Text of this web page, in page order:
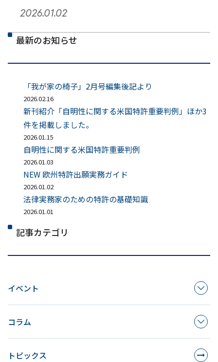
2026.01.02
最新のお知らせ
「我が家の椅子」2月号編集後記より
2026.02.16
新刊紹介「自明性に関する米国特許重要判例」ほか3
件を掲載しました。
2026.01.15
自明性に関する米国特許重要判例
2026.01.03
NEW 欧州特許出願実務ガイド
2026.01.02
法律実務家のための特許の基礎知識
2026.01.01
記事カテゴリ
イベント
コラム
トピックス